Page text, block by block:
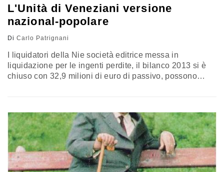
L'Unità di Veneziani versione
nazional-popolare
Di Carlo Patrignani
I liquidatori della Nie società editrice messa in
liquidazione per le ingenti perdite, il bilanco 2013 si è
chiuso con 32,9 milioni di euro di passivo, possono
operazione: l'Unità, la storica testata fondata da Antonio
Gramsci, ricomparirà presto…